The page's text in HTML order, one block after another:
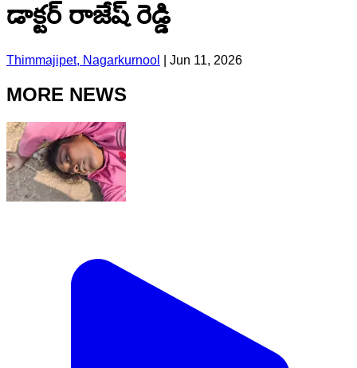
డాక్టర్ రాజేష్ రెడ్డి
Thimmajipet, Nagarkurnool Jun 11, 2026
MORE NEWS